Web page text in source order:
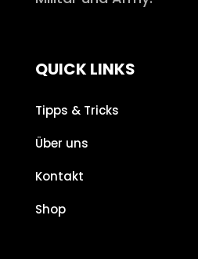
QUICK LINKS
Tipps & Tricks
Über uns
Kontakt
Shop